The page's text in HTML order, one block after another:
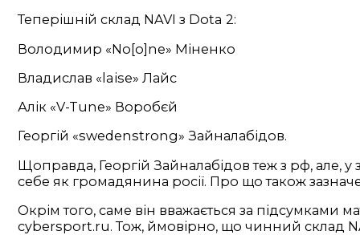
Теперішній склад NAVI з Dota 2:
Володимир «No[o]ne» Міненко
Владислав «laise» Лайс
Алік «V-Tune» Воробєй
Георгій «swedenstrong» Зайналабідов.
Щоправда, Георгій Зайналабідов теж з рф, але, у
себе як громадянина росії. Про що також
Окрім того, саме він вважається за підсумками
cybersport.ru. Тож, ймовірно, що чинний склад